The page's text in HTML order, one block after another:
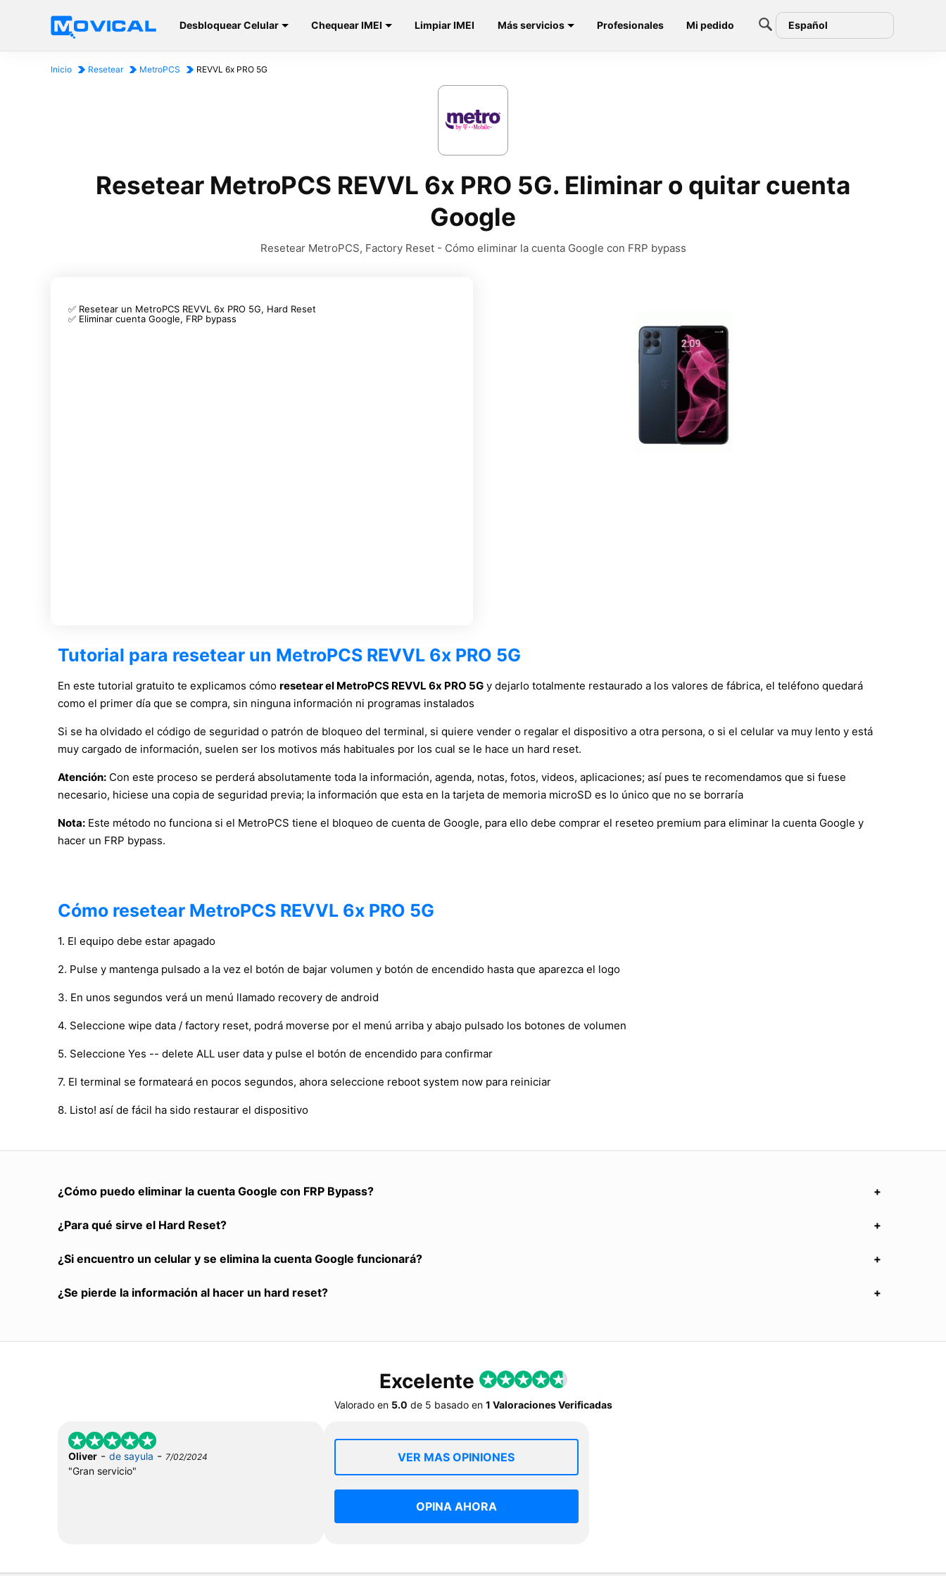
Desbloquear Celular Chequear IMEI Limpiar IMEI Más servicios Profesionales Mi pedido Español
Inicio Resetear MetroPCS REVVL 6x PRO 5G
Resetear MetroPCS REVVL 6x PRO 5G. Eliminar o quitar cuenta
Google
Resetear MetroPCS, Factory Reset - Cómo eliminar la cuenta Google con FRP bypass
✅ Resetear un MetroPCS REVVL 6x PRO 5G, Hard Reset
✅ Eliminar cuenta Google, FRP bypass
Tutorial para resetear un MetroPCS REVVL 6x PRO 5G
En este tutorial gratuito te explicamos cómo resetear el MetroPCS REVVL 6x PRO 5G y dejarlo totalmente restaurado a los valores de fábrica, el teléfono quedará
como el primer día que se compra, sin ninguna información ni programas instalados
Si se ha olvidado el código de seguridad o patrón de bloqueo del terminal, si quiere vender o regalar el dispositivo a otra persona, o si el celular va muy lento y está
muy cargado de información, suelen ser los motivos más habituales por los cual se le hace un hard reset.
Atención: Con este proceso se perderá absolutamente toda la información, agenda, notas, fotos, videos, aplicaciones; así pues te recomendamos que si fuese
necesario, hiciese una copia de seguridad previa; la información que esta en la tarjeta de memoria microSD es lo único que no se borraría
Nota: Este método no funciona si el MetroPCS tiene el bloqueo de cuenta de Google, para ello debe comprar el reseteo premium para eliminar la cuenta Google y
hacer un FRP bypass.
Cómo resetear MetroPCS REVVL 6x PRO 5G
1. El equipo debe estar apagado
2. Pulse y mantenga pulsado a la vez el botón de bajar volumen y botón de encendido hasta que aparezca el logo
3. En unos segundos verá un menú llamado recovery de android
4. Seleccione wipe data / factory reset, podrá moverse por el menú arriba y abajo pulsado los botones de volumen
5. Seleccione Yes -- delete ALL user data y pulse el botón de encendido para confirmar
7. El terminal se formateará en pocos segundos, ahora seleccione reboot system now para reiniciar
8. Listo! así de fácil ha sido restaurar el dispositivo
¿Cómo puedo eliminar la cuenta Google con FRP Bypass?
¿Para qué sirve el Hard Reset?
¿Si encuentro un celular y se elimina la cuenta Google funcionará?
¿Se pierde la información al hacer un hard reset?
Excelente
Valorado en 5.0 de 5 basado en 1 Valoraciones Verificadas
Oliver - de sayula - 7/02/2024
"Gran servicio"
VER MAS OPINIONES
OPINA AHORA